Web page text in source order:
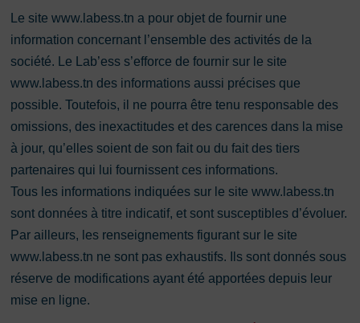
Le site www.labess.tn a pour objet de fournir une
information concernant l’ensemble des activités de la
société. Le Lab’ess s’efforce de fournir sur le site
www.labess.tn des informations aussi précises que
possible. Toutefois, il ne pourra être tenu responsable des
omissions, des inexactitudes et des carences dans la mise
à jour, qu’elles soient de son fait ou du fait des tiers
partenaires qui lui fournissent ces informations.
Tous les informations indiquées sur le site www.labess.tn
sont données à titre indicatif, et sont susceptibles d’évoluer.
Par ailleurs, les renseignements figurant sur le site
www.labess.tn ne sont pas exhaustifs. Ils sont donnés sous
réserve de modifications ayant été apportées depuis leur
mise en ligne.